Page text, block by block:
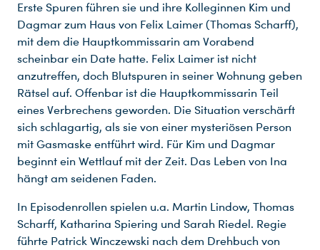
Erste Spuren führen sie und ihre Kolleginnen Kim und
Dagmar zum Haus von Felix Laimer (Thomas Scharff),
mit dem die Hauptkommissarin am Vorabend
scheinbar ein Date hatte. Felix Laimer ist nicht
anzutreffen, doch Blutspuren in seiner Wohnung geben
Rätsel auf. Offenbar ist die Hauptkommissarin Teil
eines Verbrechens geworden. Die Situation verschärft
sich schlagartig, als sie von einer mysteriösen Person
mit Gasmaske entführt wird. Für Kim und Dagmar
beginnt ein Wettlauf mit der Zeit. Das Leben von Ina
hängt am seidenen Faden.
In Episodenrollen spielen u.a. Martin Lindow, Thomas
Scharff, Katharina Spiering und Sarah Riedel. Regie
führte Patrick Winczewski nach dem Drehbuch von